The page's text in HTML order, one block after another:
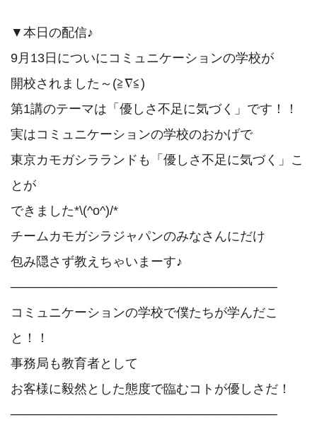
▼本日の配信♪
9月13日についにコミュニケーションの学校が
開校されました～(≧∇≦)
第1講のテーマは「優しさ不足に気づく」です！！
実はコミュニケーションの学校のおかげで
東京カモガシラランドも「優しさ不足に気づく」こ
とが
できました*\(^o^)/*
チームカモガシラジャパンのみなさんにだけ
包み隠さず教えちゃいまーす♪
─────────────────────────────
コミュニケーションの学校で僕たちが学んだこ
と！！
事務局も教育者として
お客様に毅然とした態度で臨むコトが優しさだ！
─────────────────────────────